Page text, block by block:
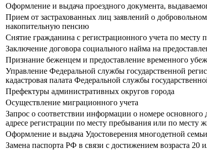
Оформление и выдача проездного документа,
Прием от застрахованных лиц заявлений о
накопительную пенсию
Снятие гражданина с регистрационного учета по месту
Заключение договора социального найма на
Признание беженцем и предоставление временного
Управление Федеральной службы государственной
кадастровая палата Федеральной службы
Префектуры административных округов города
Осуществление миграционного учета
Запрос о соответствии информации о номере
адресе регистрации по месту пребывания или по месту
Оформление и выдача Удостоверения многодетной
Замена паспорта РФ в связи с достижением возраста 20